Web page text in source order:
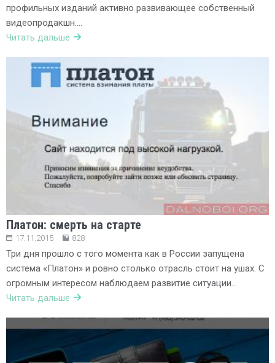
профильных изданий активно развивающее собственный
видеопродакшн….
Читать дальше
Платон: смерть на старте
17.11.2015 828
Три дня прошло с того момента как в России запущена
система «Платон» и ровно столько отрасль стоит на ушах. С
огромным интересом наблюдаем развитие ситуации…
Читать дальше